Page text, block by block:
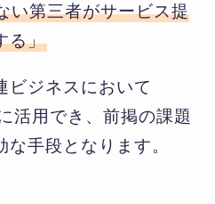
い第三者がサービス提
る」
ビジネスにおいて
活用でき、前掲の課題
手段となります。